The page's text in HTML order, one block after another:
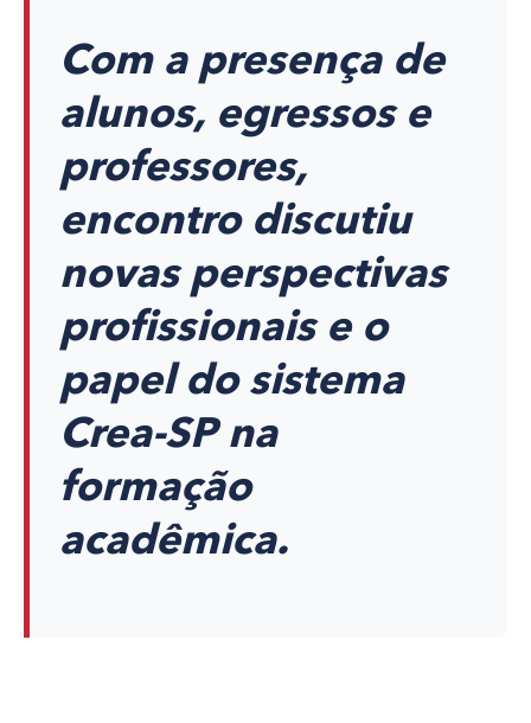
Com a presença de
alunos, egressos e
professores,
encontro discutiu
novas perspectivas
profissionais e o
papel do sistema
Crea-SP na
formação
acadêmica.